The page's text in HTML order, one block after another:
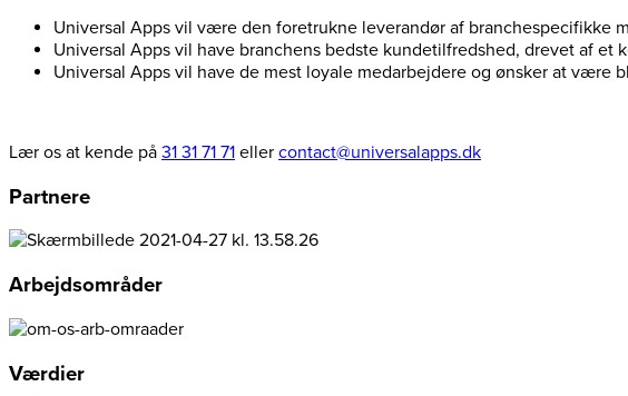
Universal Apps vil være den foretrukne leverandør af branchespecifikke
Universal Apps vil have branchens bedste kundetilfredshed, drevet af et
Universal Apps vil have de mest loyale medarbejdere og ønsker at være
Lær os at kende på 31 31 71 71 eller contact@universalapps.dk
Partnere
Arbejdsområder
Værdier